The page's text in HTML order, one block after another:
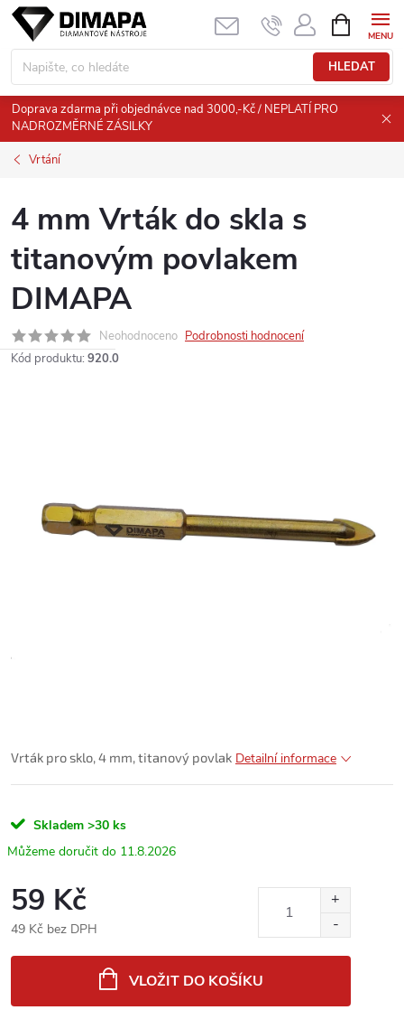
Přejít
obsah
HLEDAT
NÁKUPNÍ
KOŠÍK
Doprava zdarma při objednávce nad 3000,-Kč / NEPLATÍ PRO
NADROZMĚRNÉ ZÁSILKY
Vrtání
4 mm Vrták do skla s
titanovým povlakem
DIMAPA
Neohodnoceno Podrobnosti hodnocení
Kód produktu: 920.0
Vrták pro sklo, 4 mm, titanový povlak Detailní informace
Skladem >30 ks
11.8.2026
59 Kč
49 Kč bez DPH
VLOŽIT DO KOŠÍKU